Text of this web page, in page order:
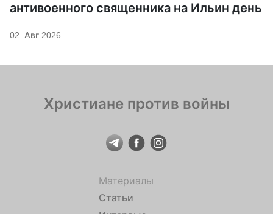
антивоенного священника на Ильин день
02. Авг 2026
Христиане против войны
Материалы
Статьи